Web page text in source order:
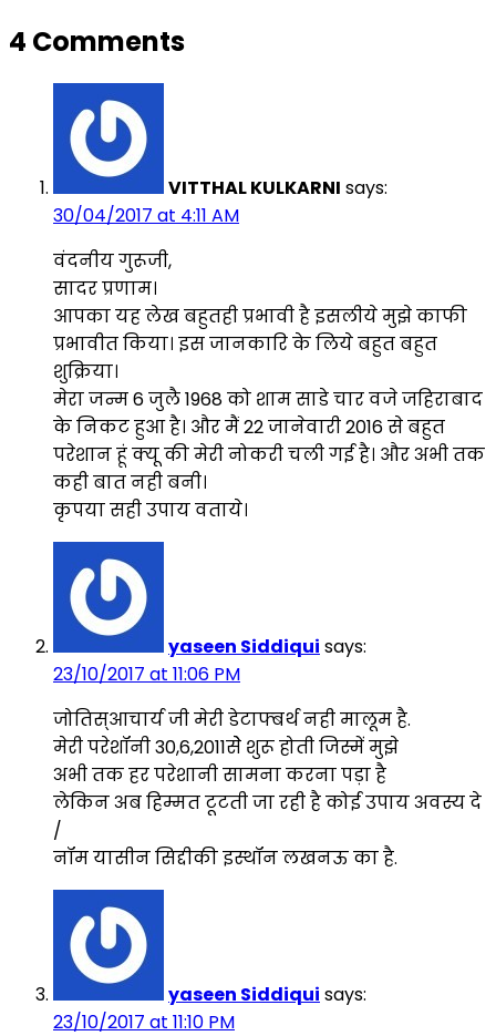
4 Comments
VITTHAL KULKARNI says:
30/04/2017 at 4:11 AM
वंदनीय गुरूजी,
सादर प्रणाम।
आपका यह लेख बहुतही प्रभावी है इसलीये मुझे काफी
प्रभावीत किया। इस जानकारि के लिये बहुत बहुत
शुक्रिया।
मेरा जन्म 6 जुलै 1968 को शाम साडे चार वजे जहिराबाद
के निकट हुआ है। और मैं 22 जानेवारी 2016 से बहुत
परेशान हूं क्यू की मेरी नोकरी चली गई है। और अभी तक
कही बात नही बनी।
कृपया सही उपाय वताये।
yaseen Siddiqui says:
23/10/2017 at 11:06 PM
जोतिस्आचार्य जी मेरी डेटाफ्बर्थ नही मालूम है.
मेरी परेशॉनी 30,6,2011सेे शुरू होती जिस्में मुझे
अभी तक हर परेशानी सामना करना पड़ा है
लेकिन अब हिम्मत टूटती जा रही है कोई उपाय अवस्य दे
/
नॉम यासीन सिद्दीकी इस्थॉन लखनऊ का है.
yaseen Siddiqui says:
23/10/2017 at 11:10 PM